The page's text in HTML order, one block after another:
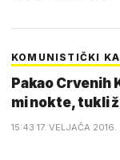
KOMUNISTIČKI
Pakao Crvenih
mi nokte, tukli
15:43 17. VELJAČA 2016.